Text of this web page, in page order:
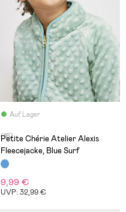
Auf Lager
(16)
Petite Chérie Atelier Alexis
Fleecejacke, Blue Surf
9,99 €
UVP: 32,99 €